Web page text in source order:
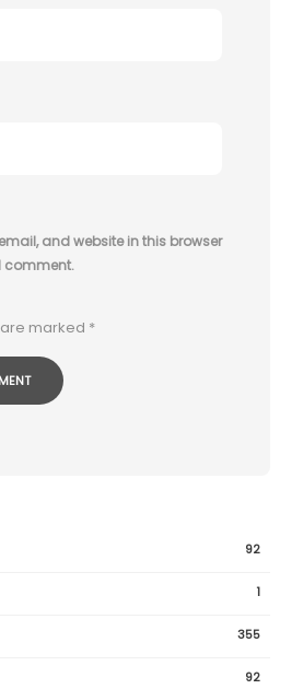
and website in this browser
comment.
marked *
92
1
355
92